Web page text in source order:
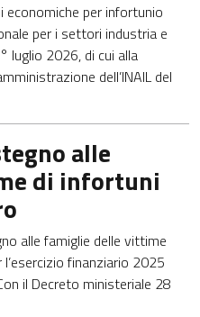
economiche per infortunio
per i settori industria e
luglio 2026, di cui alla
dell’INAIL del
alle
di infortuni
alle famiglie delle vittime
finanziario 2025
il Decreto ministeriale 28